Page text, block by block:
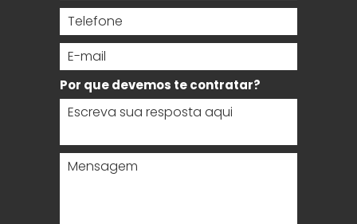
Telefone
E-mail
Por que devemos te contratar?
Mensagem